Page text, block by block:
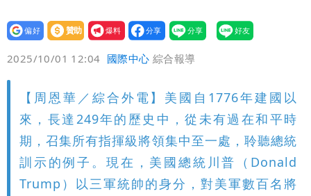
設為
贊助
我要
爆料
2025/10/01 12:04 國際中心 綜合報導
【周恩華／綜合外電】美國自1776年建國以
來，長達249年的歷史中，從未有過在和平時
期，召集所有指揮級將領集中至一處，聆聽總統
訓示的例子。現在，美國總統川普（Donald
Trump）以三軍統帥的身分，對美軍數百名將